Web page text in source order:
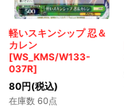
軽いスキンシップ 忍＆
カレン
[WS_KMS/W133-
037R]
80円(税込)
在庫数 60点